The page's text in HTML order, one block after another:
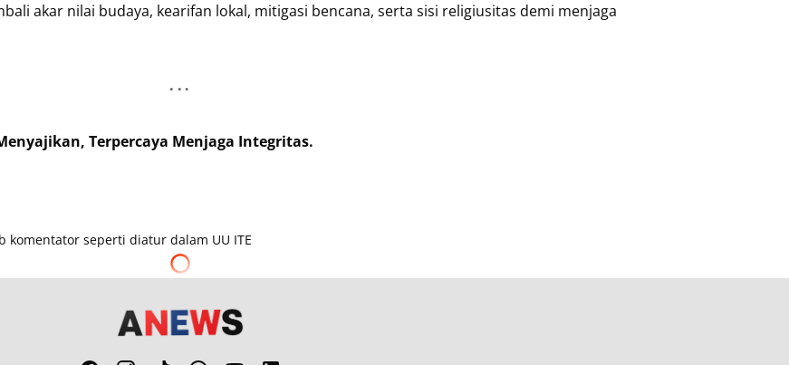
akar nilai budaya, kearifan lokal, mitigasi bencana, serta sisi religiusitas demi menjaga
Terpercaya Menjaga Integritas.
komentator seperti diatur dalam UU ITE